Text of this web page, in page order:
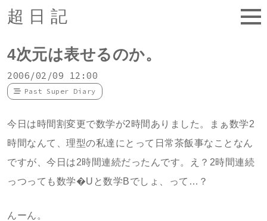
超日記
4次元は表せるのか。
2006/02/09 12:00
Past Super Diary
今日は時間割変更で数学が2時間ありました。まぁ数学2
時間なんて、理型の私達にとって日常茶飯事なことなん
ですが、今日は2時間連続だったんです。え？2時間連続
っつっても数学�Uと数学Bでしょ、って…？
んーん。